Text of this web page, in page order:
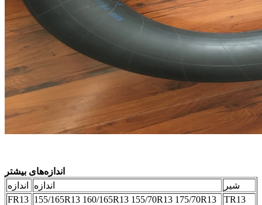
اندازه‌های بیشتر
اندازه
اندازه
شیر
FR13 155/165R13 160/165R13 155/70R13 175/70R13
TR13